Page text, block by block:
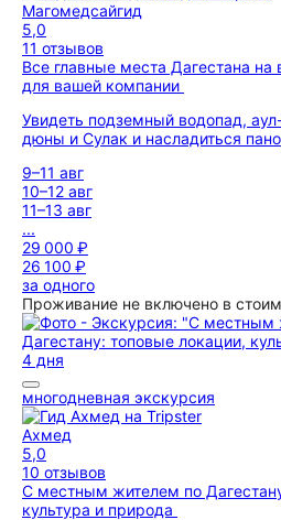
Магомедсайгид
5,0
11 отзывов
Все главные места Дагестана
для вашей компании
Увидеть подземный водопад,
дюны и Сулак и насладиться
9–11 авг
10–12 авг
11–13 авг
...
29 000 ₽
26 100 ₽
за одного
Проживание не включено в
4 дня
многодневная экскурсия
Ахмед
5,0
10 отзывов
С местным жителем по
культура и природа